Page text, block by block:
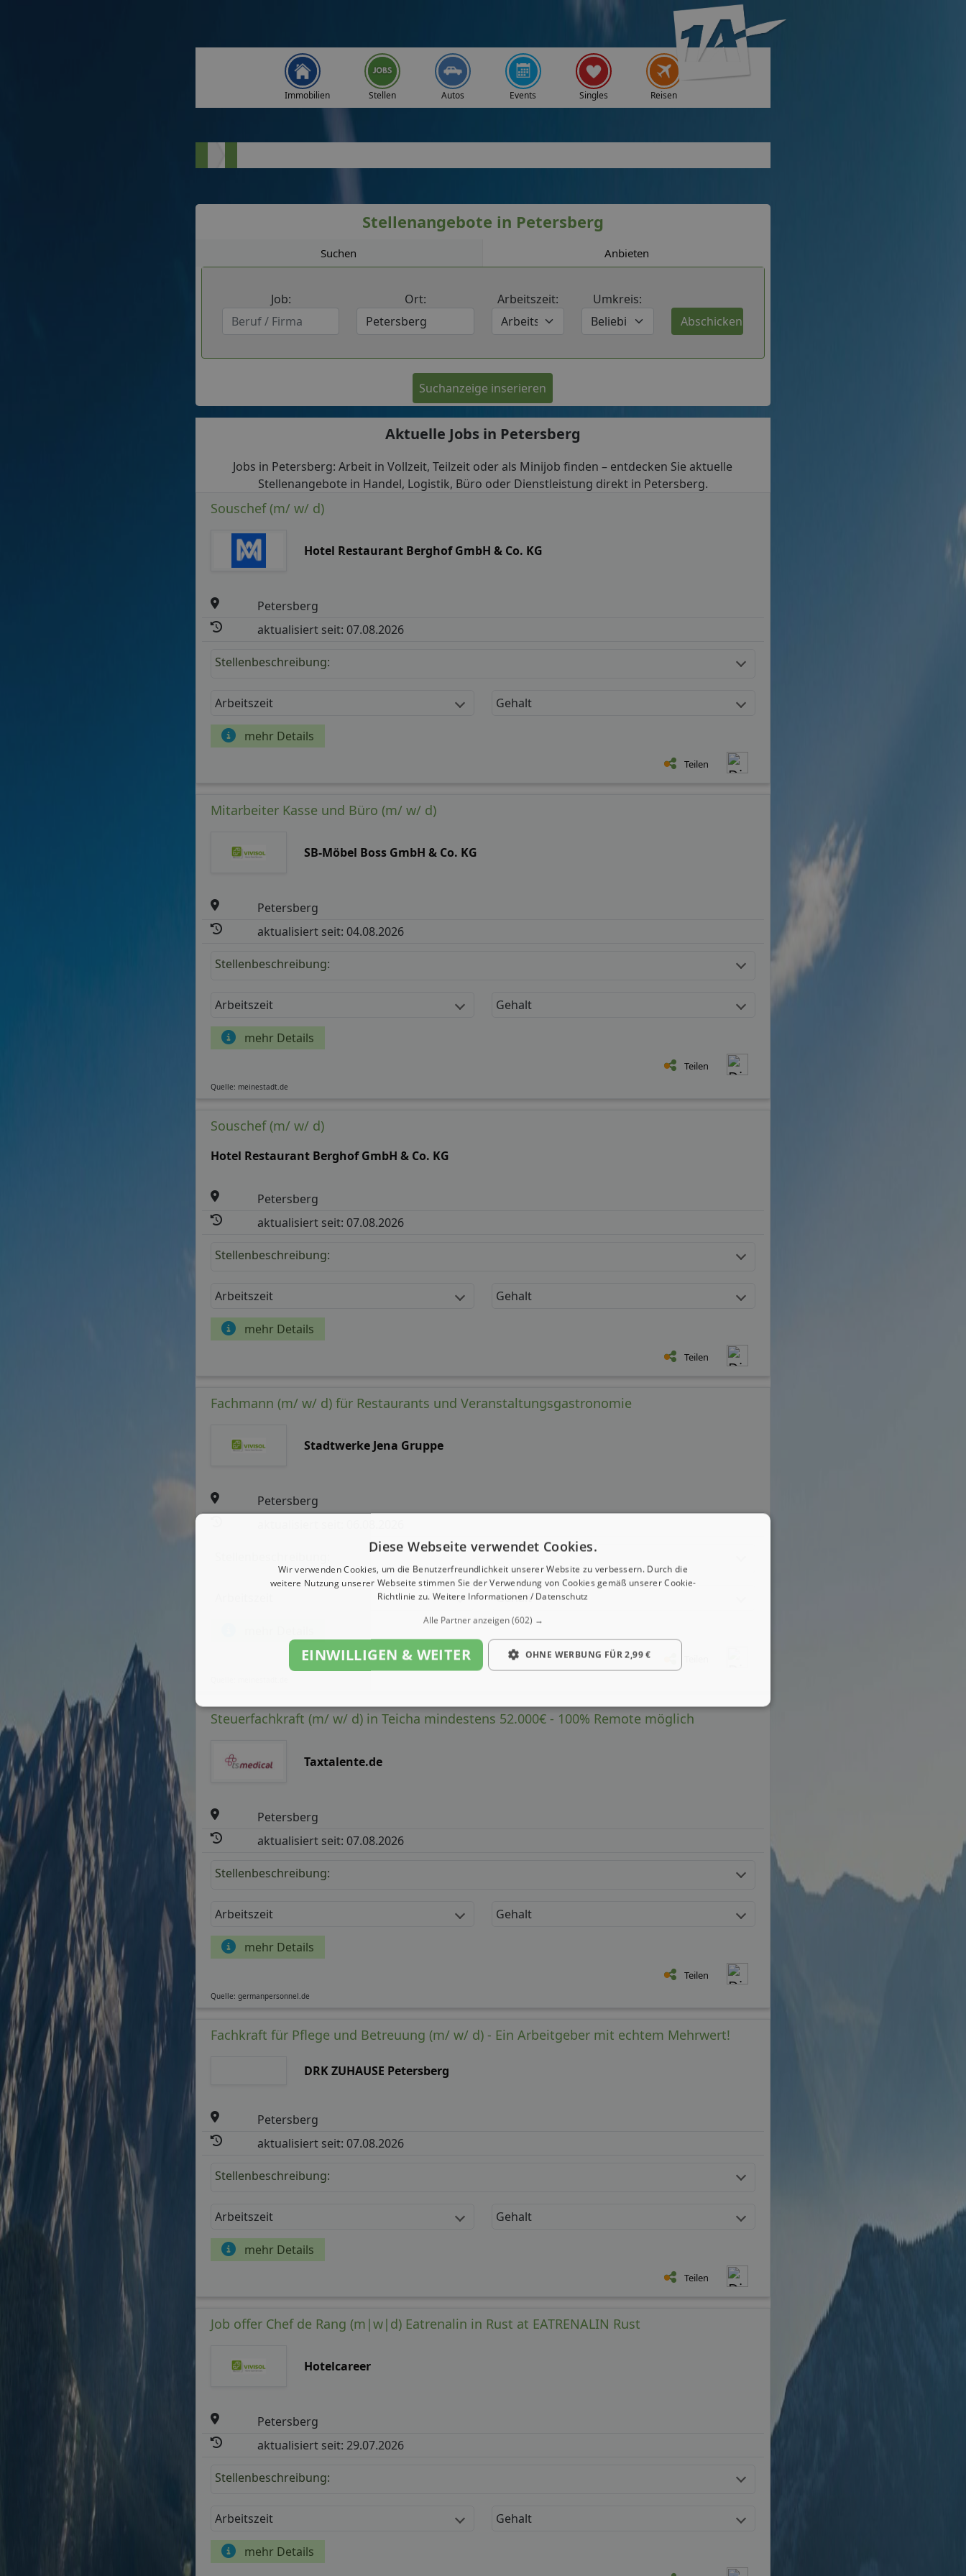
Immobilien Stellen Autos Events Singles Reisen
Stellenangebote in Petersberg
Suchen Anbieten
Job: Ort: Arbeitszeit: Umkreis:
Suchanzeige inserieren
Aktuelle Jobs in Petersberg
Jobs in Petersberg: Arbeit in Vollzeit, Teilzeit oder als Minijob finden – entdecken Sie aktuelle
Stellenangebote in Handel, Logistik, Büro oder Dienstleistung direkt in Petersberg.
Souschef (m/ w/ d)
Hotel Restaurant Berghof GmbH & Co. KG
Petersberg
aktualisiert seit: 07.08.2026
Stellenbeschreibung:
Arbeitszeit Gehalt
mehr Details
Teilen
Mitarbeiter Kasse und Büro (m/ w/ d)
SB-Möbel Boss GmbH & Co. KG
Petersberg
aktualisiert seit: 04.08.2026
Stellenbeschreibung:
Arbeitszeit Gehalt
mehr Details
Teilen
Quelle: meinestadt.de
Souschef (m/ w/ d)
Hotel Restaurant Berghof GmbH & Co. KG
Petersberg
aktualisiert seit: 07.08.2026
Stellenbeschreibung:
Arbeitszeit Gehalt
mehr Details
Teilen
Fachmann (m/ w/ d) für Restaurants und Veranstaltungsgastronomie
Stadtwerke Jena Gruppe
Petersberg
Gehalt
Steuerfachkraft (m/ w/ d) in Teicha mindestens 52.000€ - 100% Remote möglich
Taxtalente.de
Petersberg
aktualisiert seit: 07.08.2026
Stellenbeschreibung:
Arbeitszeit Gehalt
mehr Details
Teilen
Quelle: germanpersonnel.de
Fachkraft für Pflege und Betreuung (m/ w/ d) - Ein Arbeitgeber mit echtem Mehrwert!
DRK ZUHAUSE Petersberg
Petersberg
aktualisiert seit: 07.08.2026
Stellenbeschreibung:
Arbeitszeit Gehalt
mehr Details
Teilen
Job offer Chef de Rang (m|w|d) Eatrenalin in Rust at EATRENALIN Rust
Hotelcareer
Petersberg
aktualisiert seit: 29.07.2026
Stellenbeschreibung:
Arbeitszeit Gehalt
mehr Details
Diese Webseite verwendet Cookies.
Wir verwenden Cookies, um die Benutzerfreundlichkeit unserer Website zu verbessern. Durch die
weitere Nutzung unserer Webseite stimmen Sie der Verwendung von Cookies gemäß unserer Cookie-
Richtlinie zu. Weitere Informationen / Datenschutz
Alle Partner anzeigen(602) →
EINWILLIGEN & WEITER OHNE WERBUNG FÜR 2,99 €